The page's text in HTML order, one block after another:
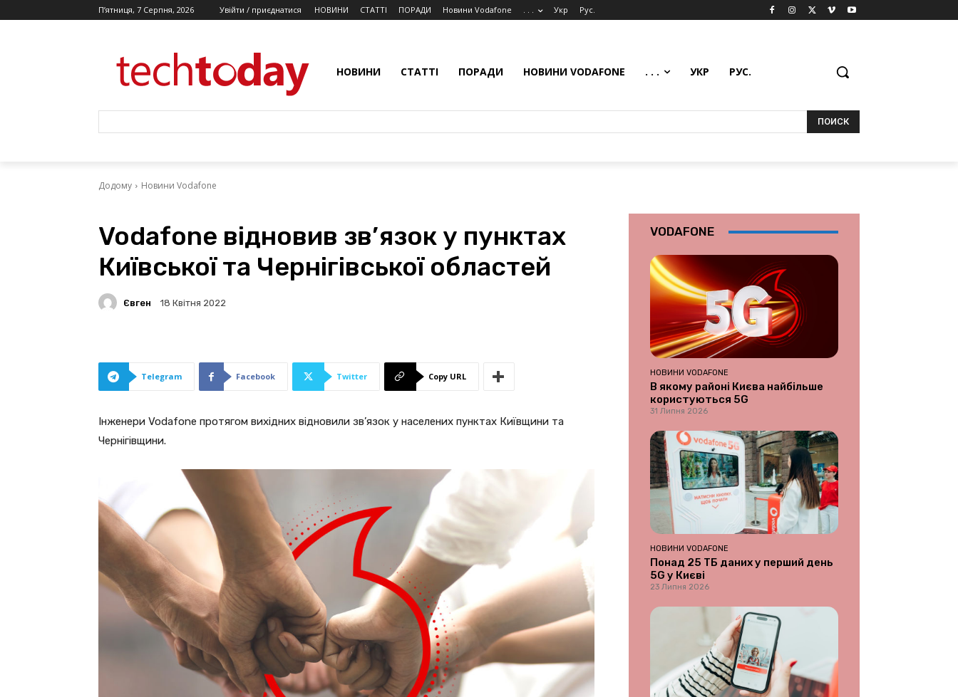
П’ятниця, 7 Серпня, 2026 Увійти / приєднатися НОВИНИ СТАТТІ ПОРАДИ Новини Vodafone . . . Укр Рус.
НОВИНИ СТАТТІ ПОРАДИ НОВИНИ VODAFONE . . . УКР РУС.
ПОИСК
Додому Новини Vodafone
Vodafone відновив зв’язок у пунктах
Київської та Чернігівської областей
Євген 18 Квітня 2022
Telegram Facebook Twitter Copy URL
Інженери Vodafone протягом вихідних відновили зв’язок у населених пунктах Київщини та
Чернігівщини.
VODAFONE
НОВИНИ VODAFONE
В якому районі Києва найбільше
користуються 5G
31 Липня 2026
НОВИНИ VODAFONE
Понад 25 ТБ даних у перший день
5G у Києві
23 Липня 2026